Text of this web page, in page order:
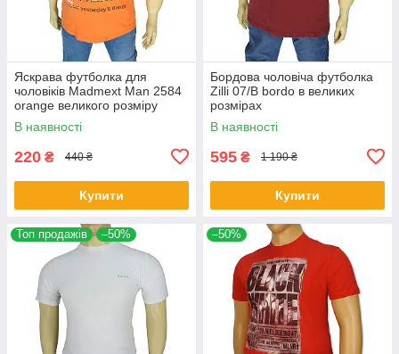
Яскрава футболка для
чоловіків Madmext Man 2584
orange великого розміру
В наявності
220 ₴ 440 ₴
Купити
Бордова чоловіча футболка
Zilli 07/В bordo в великих
розмірах
В наявності
595 ₴ 1 190 ₴
Купити
Топ продажів –50% –50%